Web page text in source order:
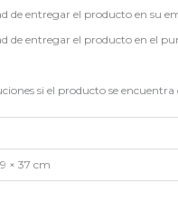
de entregar el producto en su
de entregar el producto en el
si el producto se
× 37 cm